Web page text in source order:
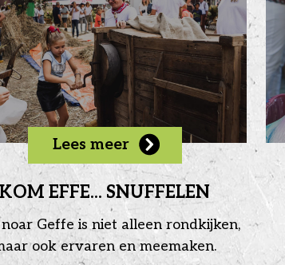
Lees meer
KOM EFFE... SNUFFELEN
Geffe is niet alleen rondkijken,
ook ervaren en meemaken.